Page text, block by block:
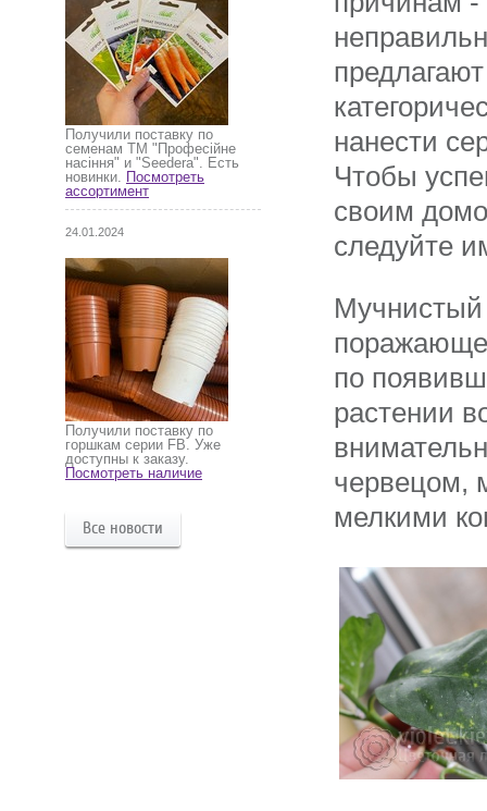
Получили поставку по
семенам ТМ "Професійне
насіння" и "Seedera". Есть
новинки. Посмотреть
ассортимент
24.01.2024
Получили поставку по
горшкам серии FB. Уже
доступны к заказу.
Посмотреть наличие
Все новости
нанести
Чтобы
своим
следуйте
Мучнистый
по
растении
червецом,
мелкими